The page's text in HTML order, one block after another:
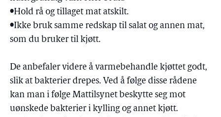
•Hold rå og tillaget mat atskilt.
•Ikke bruk samme redskap til salat og annen mat,
som du bruker til kjøtt.
De anbefaler videre å varmebehandle kjøttet godt,
slik at bakterier drepes. Ved å følge disse rådene
kan man i følge Mattilsynet beskytte seg mot
uønskede bakterier i kylling og annet kjøtt.